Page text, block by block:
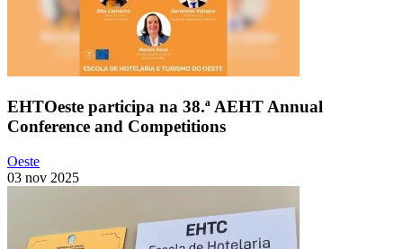
EHTOeste participa na 38.ª AEHT Annual
Conference and Competitions
Oeste
03 nov 2025